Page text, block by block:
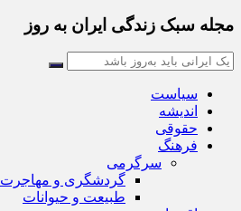
مجله سبک زندگی ایران به روز
سیاست
اندیشه
حقوقی
فرهنگ
سرگرمی
گردشگری و مهاجرت
طبیعت و حیوانات